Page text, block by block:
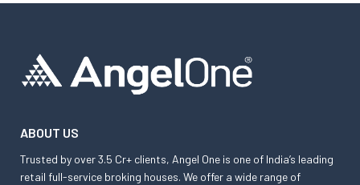
ABOUT US
Trusted by over 3.5 Cr+ clients, Angel One is one of India’s leading
retail full-service broking houses. We offer a wide range of